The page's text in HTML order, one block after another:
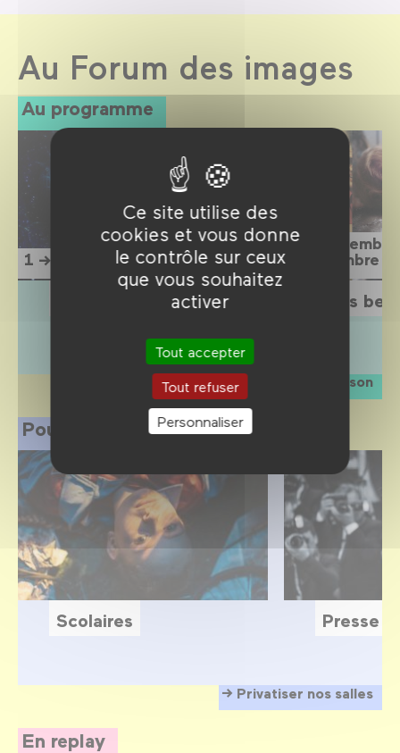
Ce site utilise des
cookies et vous donne
le contrôle sur ceux
que vous souhaitez
activer
Tout accepter
Tout refuser
Personnaliser
Au Forum des images
Au programme
La saison
1 → 12 septembre 2026
L'Étrange Festival 2026
15
1 novembre
Sois
Pour les professionnels
Privatiser nos salles
Scolaires Presse
En replay